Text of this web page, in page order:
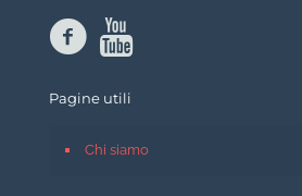
Pagine utili
Chi siamo